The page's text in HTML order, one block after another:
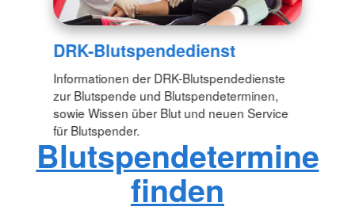
DRK-Blutspendedienst
Informationen der DRK-Blutspendedienste
zur Blutspende und Blutspendeterminen,
sowie Wissen über Blut und neuen Service
für Blutspender.
Blutspendetermine
finden